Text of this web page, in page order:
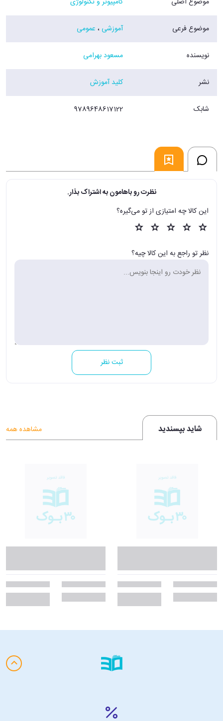
موضوع فرعی آموزشی ، عمومی
نویسنده مسعود بهرامی
نشر کلید آموزش
شابک 9789648617122
نظرت رو باهامون به اشتراک بذار.
این کالا چه امتیازی از تو می‌گیره؟
نظر تو راجع به این کالا چیه؟
ثبت نظر
شاید بپسندید مشاهده همه